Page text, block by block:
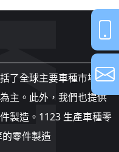
了全球主要車種市場，
主。此外，我們也提供
製造。1123 生產車種零
零件製造